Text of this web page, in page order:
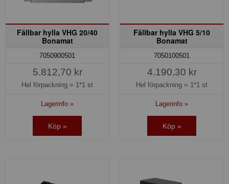
Fällbar hylla VHG 20/40
Bonamat
7050900501
5.812,70 kr
Hel förpackning = 1*1 st
Lagerinfo »
Köp »
Fällbar hylla VHG 5/10
Bonamat
7050100501
4.190,30 kr
Hel förpackning = 1*1 st
Lagerinfo »
Köp »